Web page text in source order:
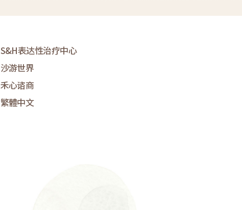
S&H表达性治疗中心
沙游世界
禾心谘商
繁體中文